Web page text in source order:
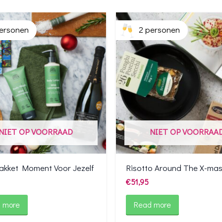
OP VOORRAAD
Moment Voor Jezelf
more
NIET OP
2 personen
Risotto Around The X-
€51,95
Read more